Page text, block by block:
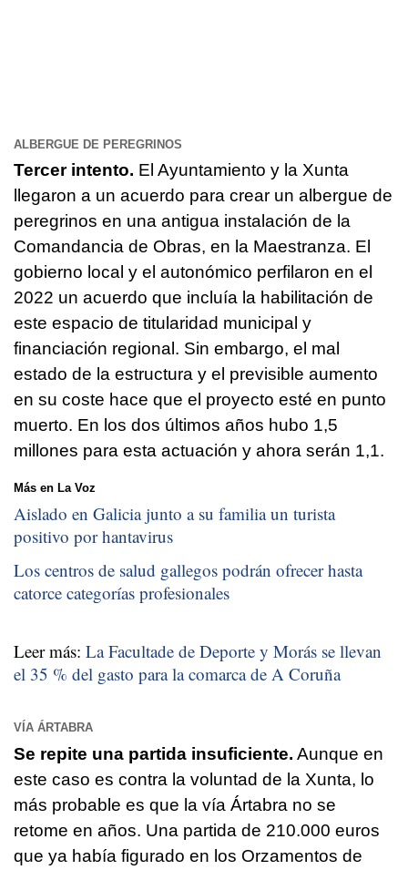
ALBERGUE DE PEREGRINOS
Tercer intento. El Ayuntamiento y la Xunta
llegaron a un acuerdo para crear un albergue de
peregrinos en una antigua instalación de la
Comandancia de Obras, en la Maestranza. El
gobierno local y el autonómico perfilaron en el
2022 un acuerdo que incluía la habilitación de
este espacio de titularidad municipal y
financiación regional. Sin embargo, el mal
estado de la estructura y el previsible aumento
en su coste hace que el proyecto esté en punto
muerto. En los dos últimos años hubo 1,5
millones para esta actuación y ahora serán 1,1.
Más en La Voz
Aislado en Galicia junto a su familia un turista
positivo por hantavirus
Los centros de salud gallegos podrán ofrecer hasta
catorce categorías profesionales
Leer más: La Facultade de Deporte y Morás se llevan
el 35 % del gasto para la comarca de A Coruña
VÍA ÁRTABRA
Se repite una partida insuficiente. Aunque en
este caso es contra la voluntad de la Xunta, lo
más probable es que la vía Ártabra no se
retome en años. Una partida de 210.000 euros
que ya había figurado en los Orzamentos de